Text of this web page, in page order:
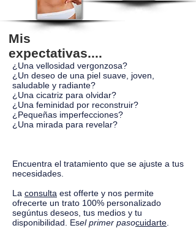
Mis
expectativas....
¿Una vellosidad vergonzosa?
¿Un deseo de una piel suave, joven,
saludable y radiante?
¿Una cicatriz para olvidar?
¿Una feminidad por reconstruir?
¿Pequeñas imperfecciones?
¿Una mirada para revelar?
Encuentra el tratamiento que se ajuste a tus
necesidades.
La consulta est offerte y nos permite
ofrecerte un trato 100% personalizado
segúntus deseos, tus medios y tu
disponibilidad. Esel primer pasocuidarte